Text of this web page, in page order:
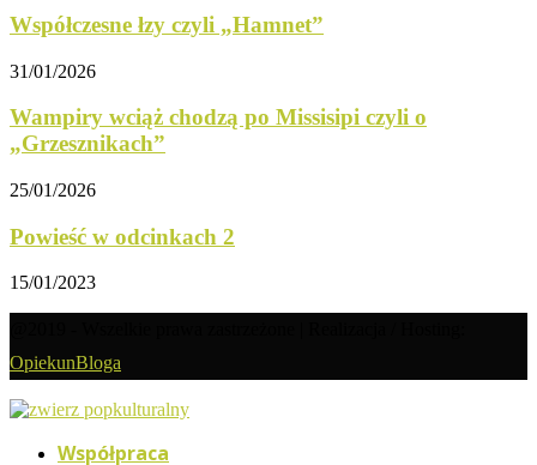
Współczesne łzy czyli „Hamnet”
31/01/2026
Wampiry wciąż chodzą po Missisipi czyli o
„Grzesznikach”
25/01/2026
Powieść w odcinkach 2
15/01/2023
OpiekunBloga
Współpraca